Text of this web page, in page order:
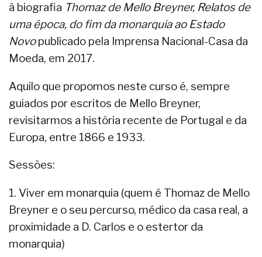
à biografia Thomaz de Mello Breyner, Relatos de
uma época, do fim da monarquia ao Estado
Novopublicado pela Imprensa Nacional-Casa da
Moeda, em 2017.
Aquilo que propomos neste curso é, sempre
guiados por escritos de Mello Breyner,
revisitarmos a história recente de Portugal e da
Europa, entre 1866 e 1933.
Sessões:
1. Viver em monarquia (quem é Thomaz de Mello
Breyner e o seu percurso, médico da casa real, a
proximidade a D. Carlos e o estertor da
monarquia)